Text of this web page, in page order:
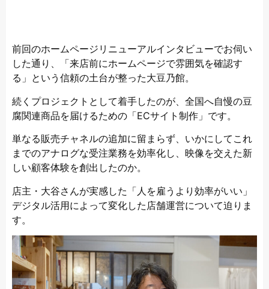
前回のホームページリニューアルインタビューでお伺い
した通り、「来店前にホームページで雰囲気を確認す
る」という信頼の土台が整った大豆乃館。
続くプロジェクトとして着手したのが、全国へ自慢の豆
腐関連商品を届けるための「ECサイト制作」です。
単なる販売チャネルの追加に留まらず、いかにしてこれ
までのアナログな受注業務を効率化し、映像を交えた新
しい顧客体験を創出したのか。
店主・大谷さんが実感した「人を雇うより効率がいい」
デジタル活用によって変化した店舗運営について迫りま
す。